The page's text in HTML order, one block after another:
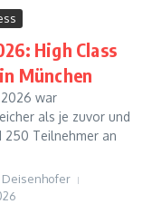
in München
High Class
München
2026 war
als je zuvor und
250 Teilnehmer an